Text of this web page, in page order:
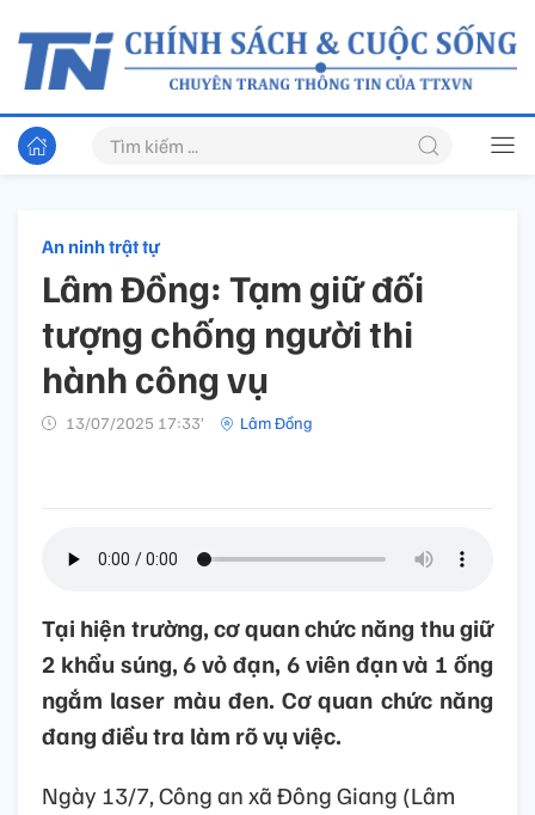
An ninh trật tự
Lâm Đồng: Tạm giữ đối
tượng chống người thi
hành công vụ
13/07/2025 17:33’ Lâm Đồng
Tại hiện trường, cơ quan chức năng thu giữ
2 khẩu súng, 6 vỏ đạn, 6 viên đạn và 1 ống
ngắm laser màu đen. Cơ quan chức năng
đang điều tra làm rõ vụ việc.
Ngày 13/7, Công an xã Đông Giang (Lâm